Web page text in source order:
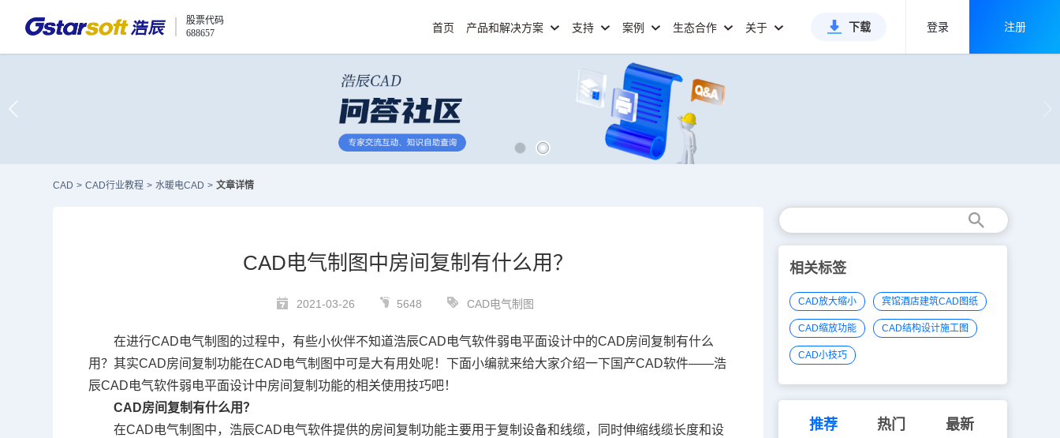
股票代码
688657
首页 产品和解决方案 支持 案例 生态合作 关于 下载 登录 注册
CAD > CAD行业教程 > 水暖电CAD > 文章详情
CAD电气制图中房间复制有什么用？
2021-03-26 5648 CAD电气制图
在进行CAD电气制图的过程中，有些小伙伴不知道浩辰CAD电气软件弱电平面设计中的CAD房间复制有什么
用？其实CAD房间复制功能在CAD电气制图中可是大有用处呢！下面小编就来给大家介绍一下国产CAD软件——浩
辰CAD电气软件弱电平面设计中房间复制功能的相关使用技巧吧！
CAD房间复制有什么用？
在CAD电气制图中，浩辰CAD电气软件提供的房间复制功能主要用于复制设备和线缆，同时伸缩线缆长度和设
相关标签
CAD放大缩小 宾馆酒店建筑CAD图纸
CAD缩放功能 CAD结构设计施工图
CAD小技巧
推荐 热门 最新